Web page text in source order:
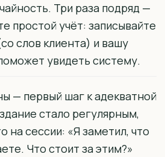
Три раза подряд —
простой учёт: записывайте
слов клиента) и вашу
увидеть систему.
— первый шаг к адекватной
стало регулярным,
на сессии: «Я заметил, что
Что стоит за этим?»